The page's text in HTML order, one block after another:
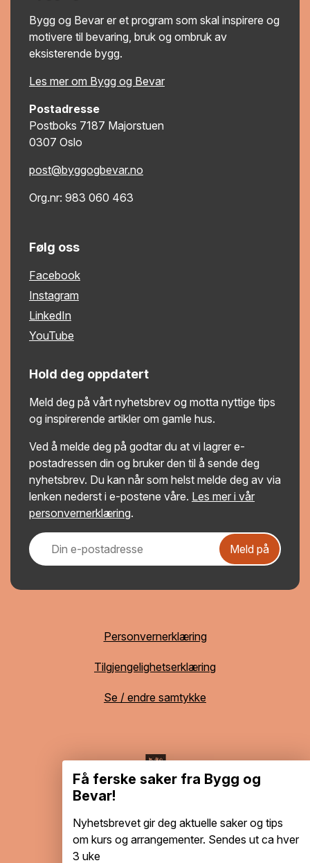
Bygg og Bevar er et program som skal inspirere og
motivere til bevaring, bruk og ombruk av
eksisterende bygg.
Les mer om Bygg og Bevar
Postadresse
Postboks 7187 Majorstuen
0307 Oslo
post@byggogbevar.no
Org.nr: 983 060 463
Følg oss
Facebook
Instagram
LinkedIn
YouTube
Hold deg oppdatert
Meld deg på vårt nyhetsbrev og motta nyttige tips
og inspirerende artikler om gamle hus.
Ved å melde deg på godtar du at vi lagrer e-
postadressen din og bruker den til å sende deg
nyhetsbrev. Du kan når som helst melde deg av via
lenken nederst i e-postene våre. Les mer i vår
personvernerklæring.
Meld på
Personvernerklæring
Tilgjengelighetserklæring
Se / endre samtykke
Få ferske saker fra Bygg og
Bevar!
Nyhetsbrevet gir deg aktuelle saker og tips
om kurs og arrangementer. Sendes ut ca hver
3 uke